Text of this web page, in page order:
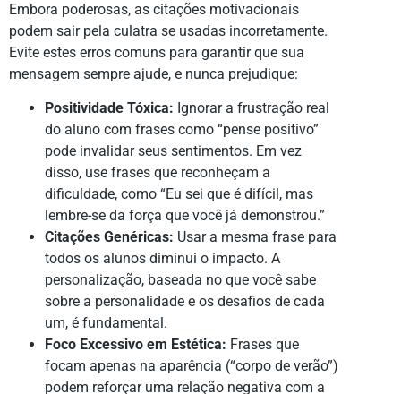
Embora poderosas, as citações motivacionais
podem sair pela culatra se usadas incorretamente.
Evite estes erros comuns para garantir que sua
mensagem sempre ajude, e nunca prejudique:
Positividade Tóxica: Ignorar a frustração real
do aluno com frases como “pense positivo”
pode invalidar seus sentimentos. Em vez
disso, use frases que reconheçam a
dificuldade, como “Eu sei que é difícil, mas
lembre-se da força que você já demonstrou.”
Citações Genéricas: Usar a mesma frase para
todos os alunos diminui o impacto. A
personalização, baseada no que você sabe
sobre a personalidade e os desafios de cada
um, é fundamental.
Foco Excessivo em Estética: Frases que
focam apenas na aparência (“corpo de verão”)
podem reforçar uma relação negativa com a